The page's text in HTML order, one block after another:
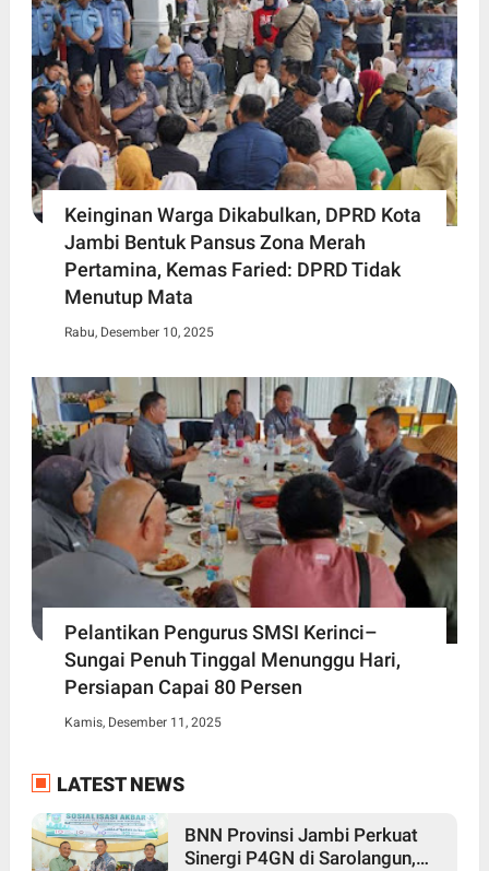
Keinginan Warga Dikabulkan, DPRD Kota
Jambi Bentuk Pansus Zona Merah
Pertamina, Kemas Faried: DPRD Tidak
Menutup Mata
Rabu, Desember 10, 2025
Pelantikan Pengurus SMSI Kerinci–
Sungai Penuh Tinggal Menunggu Hari,
Persiapan Capai 80 Persen
Kamis, Desember 11, 2025
LATEST NEWS
BNN Provinsi Jambi Perkuat
Sinergi P4GN di Sarolangun,